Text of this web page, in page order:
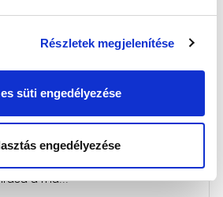
Részletek megjelenítése
süti engedélyezése
engedélyezése
(LAPSZEMLE)
a ma...